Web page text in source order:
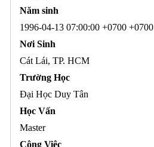
Năm sinh
1996-04-13 07:00:00 +0700 +0700
Nơi Sinh
Cát Lái, TP. HCM
Trường Học
Đại Học Duy Tân
Học Vấn
Master
Công Việc